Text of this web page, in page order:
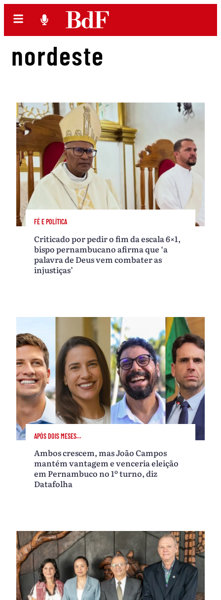
nordeste
FÉ E POLÍTICA
Criticado por pedir o fim da escala 6×1,
bispo pernambucano afirma que ‘a
palavra de Deus vem combater as
injustiças’
APÓS DOIS MESES…
Ambos crescem, mas João Campos
mantém vantagem e venceria eleição
em Pernambuco no 1º turno, diz
Datafolha